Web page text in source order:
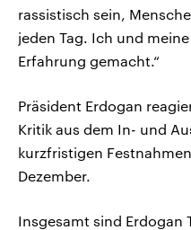
rassistisch sein,
jeden Tag. Ich und
Erfahrung gemacht.“
Präsident Erdogan
Kritik aus dem In- und
kurzfristigen
Dezember.
Insgesamt sind Erdogan